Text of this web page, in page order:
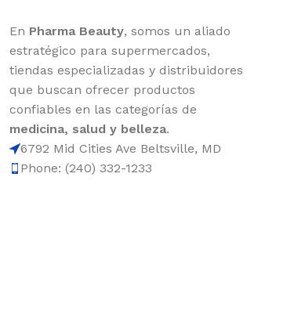
En Pharma Beauty, somos un aliado
estratégico para supermercados,
tiendas especializadas y distribuidores
que buscan ofrecer productos
confiables en las categorías de
medicina, salud y belleza.
6792 Mid Cities Ave Beltsville, MD
Phone: (240) 332-1233